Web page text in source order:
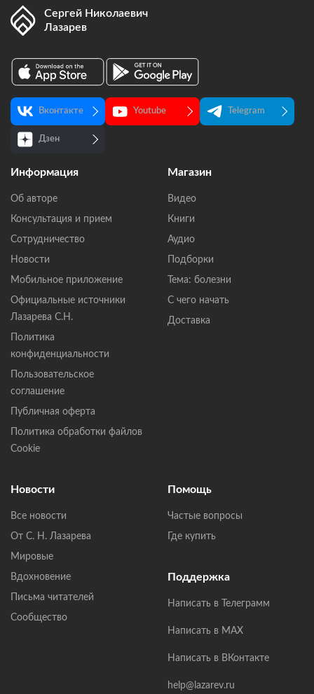
Сергей Николаевич
Лазарев
Вконтакте Youtube Telegram
Дзен
Информация
Об авторе
Консультация и прием
Сотрудничество
Новости
Мобильное приложение
Официальные источники
Лазарева С.Н.
Политика
конфиденциальности
Пользовательское
соглашение
Публичная оферта
Политика обработки файлов
Cookie
Магазин
Видео
Книги
Аудио
Подборки
Тема: болезни
С чего начать
Доставка
Новости
Все новости
От С. Н. Лазарева
Мировые
Вдохновение
Письма читателей
Сообщество
Помощь
Частые вопросы
Где купить
Поддержка
Написать в Телеграмм
Написать в MAX
Написать в ВКонтакте
help@lazarev.ru